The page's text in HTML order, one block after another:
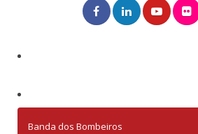
Banda dos Bombeiros